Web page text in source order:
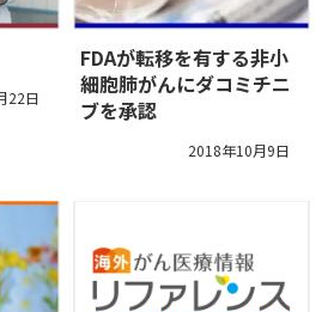
22日
FDAが転移を有する非小
細胞肺がんにダコミチニ
ブを承認
2018年10月9日